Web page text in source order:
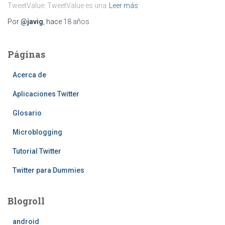
TweetValue: TweetValue es una
Leer más
Por@javig , hace 18 años
Páginas
Acerca de
Aplicaciones Twitter
Glosario
Microblogging
Tutorial Twitter
Twitter para Dummies
Blogroll
android